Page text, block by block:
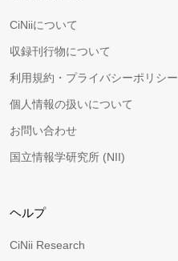
CiNiiについて
収録刊行物について
利用規約・プライバシーポリシー
個人情報の扱いについて
お問い合わせ
国立情報学研究所 (NII)
ヘルプ
CiNii Research